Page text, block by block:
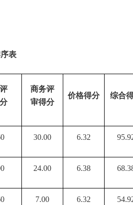
商务评
审得分
价格得分 综合
30.00 6.32
24.00 6.38
7.00 6.32